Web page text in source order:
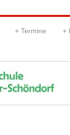
Termine